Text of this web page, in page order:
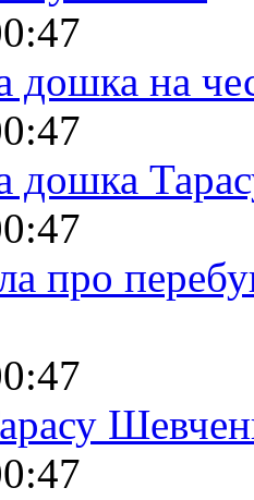
дошка на
дошка
про